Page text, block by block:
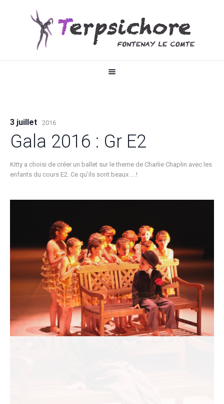
3 juillet 2016
Gala 2016 : Gr E2
Kitty a choisi de créer un ballet sur le theme de Charlie Chaplin avec les
enfants du cours E2. Ce qu’ils sont beaux ….!